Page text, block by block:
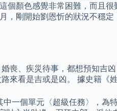
顏色感覺非常困難，而且
，剛開始劉恩忻的狀況不穩
、疾災待事，都想預知吉
來看是吉或是凶。 據史籍《
一個單元〈超級任務〉，為